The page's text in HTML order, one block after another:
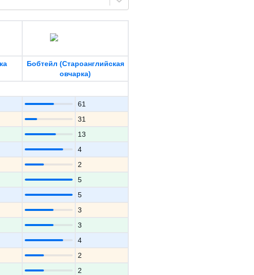
Бобтейл (Староанглийская
овчарка)
61
31
13
4
2
5
5
3
3
4
2
2